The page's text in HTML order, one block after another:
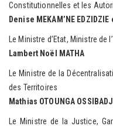
Constitutionnelles et les
Denise MEKAM’NE EDZIDZIE
Le Ministre d’Etat, Ministre de
Lambert Noël MATHA
Le Ministre de la
des Territoires
Mathias OTOUNGA
Le Ministre de la Justice,